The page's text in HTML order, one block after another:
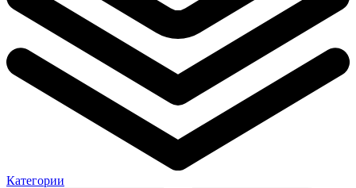
Категории